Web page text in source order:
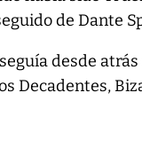
de Dante
desde
Decadentes,